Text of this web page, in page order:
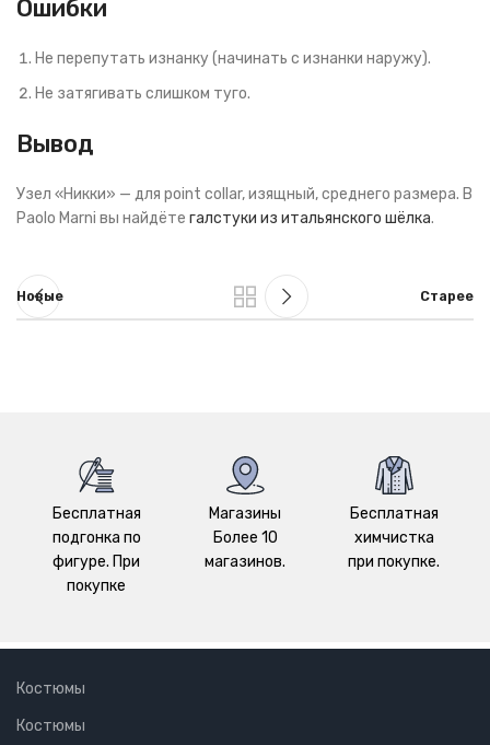
Ошибки
Не перепутать изнанку (начинать с изнанки наружу).
Не затягивать слишком туго.
Вывод
Узел «Никки» — для point collar, изящный, среднего размера. В
Paolo Marni вы найдёте галстуки из итальянского шёлка.
Новые Старее
Бесплатная
подгонка по
фигуре. При
покупке
Магазины
Более 10
магазинов.
Бесплатная
химчистка
при покупке.
Костюмы
Костюмы